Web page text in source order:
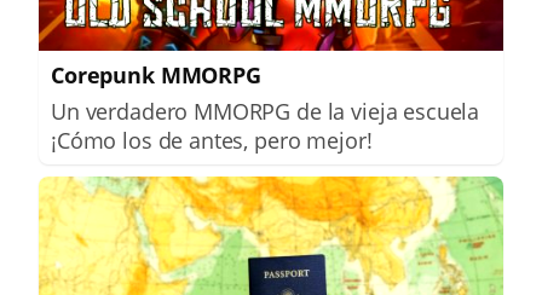
Corepunk MMORPG
Un verdadero MMORPG de la vieja escuela
¡Cómo los de antes, pero mejor!